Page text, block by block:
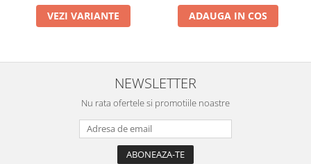
VEZI VARIANTE ADAUGA IN COS
NEWSLETTER
Nu rata ofertele si promotiile noastre